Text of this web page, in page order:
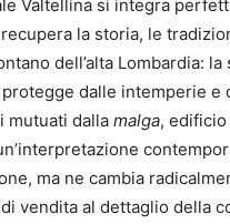
Valtellina si integra
la storia, le
dell’alta Lombardia:
dalle intemperie e
mutuati dalla malga,
ma ne cambia
vendita al dettaglio della